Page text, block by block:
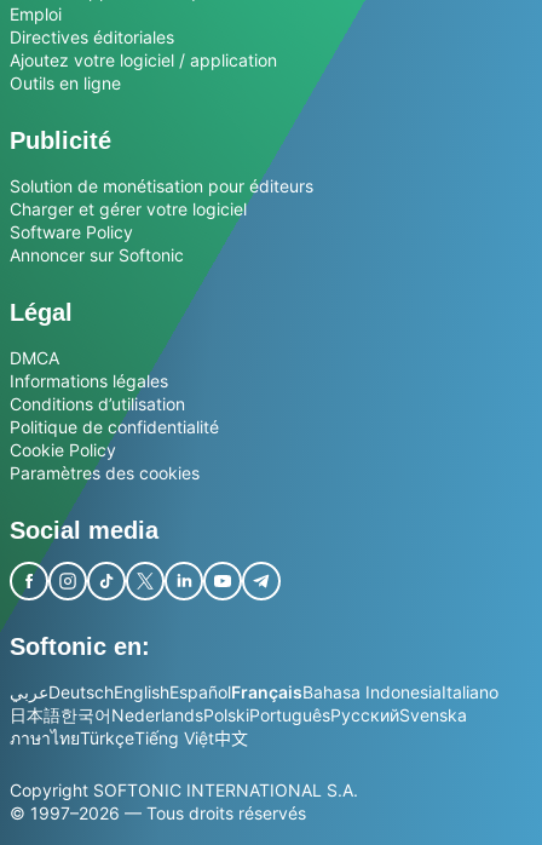
Emploi
Directives éditoriales
Ajoutez votre logiciel / application
Outils en ligne
Publicité
Solution de monétisation pour éditeurs
Charger et gérer votre logiciel
Software Policy
Annoncer sur Softonic
Légal
DMCA
Informations légales
Conditions d’utilisation
Politique de confidentialité
Cookie Policy
Paramètres des cookies
Social media
Softonic en:
عربيDeutschEnglishEspañolFrançaisBahasa IndonesiaItaliano
日本語한국어NederlandsPolskiPortuguêsРусскийSvenska
ภาษาไทยTürkçeTiếng Việt中文
Copyright SOFTONIC INTERNATIONAL S.A.
© 1997–2026 — Tous droits réservés